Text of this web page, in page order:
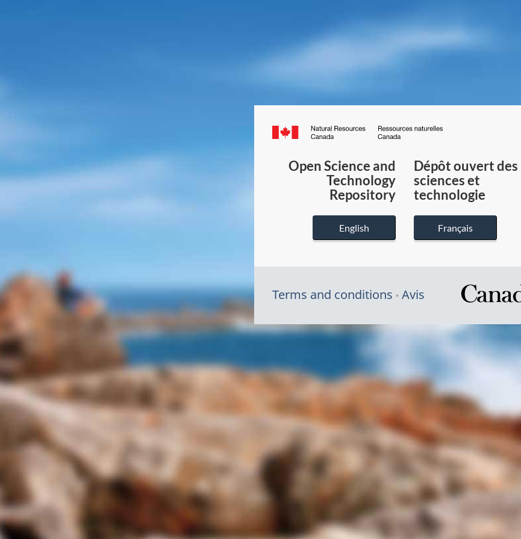
Canada.ca
du
Canada
Open Science and
Technology
Repository
English
Dépôt ouvert des
sciences et
technologie
Français
Terms and conditions Avis